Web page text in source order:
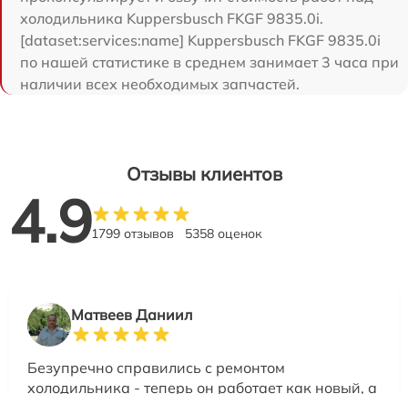
холодильника Kuppersbusch FKGF 9835.0i.
[dataset:services:name] Kuppersbusch FKGF 9835.0i
по нашей статистике в среднем занимает 3 часа при
наличии всех необходимых запчастей.
Отзывы клиентов
4.91799 отзывов 5358 оценок
Матвеев Даниил
Безупречно справились с ремонтом
холодильника - теперь он работает как новый, а